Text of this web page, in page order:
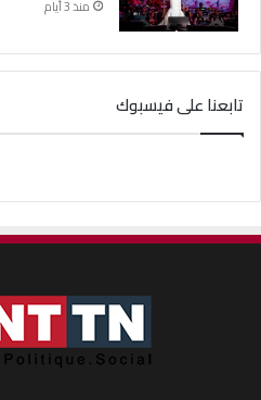
منذ 3 أيام
تابعنا على فيسبوك